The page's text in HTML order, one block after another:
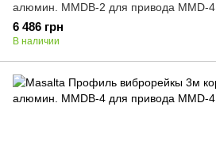
алюмин. MMDB-2 для привода MMD-4
6 486 грн
В наличии